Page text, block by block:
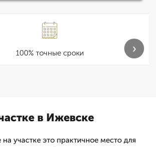
100% точные сроки ›
в Ижевске
на участке это практичное место для